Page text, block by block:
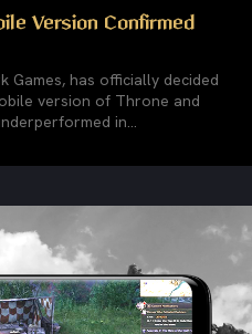
Version Confirmed
Games, has officially decided
version of Throne and
in...